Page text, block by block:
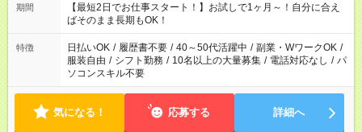
期間
【最短2日でお仕事スタート！】お試しで1ヶ月～！自分に合え
ばそのまま長期もOK！
特徴 日払いOK / 履歴書不要 / 40～50代活躍中 / 副業・WワークOK /
服装自由 / シフト勤務 / 10名以上の大量募集 / 電話対応なし / パ
ソコンスキル不要
気になる！ 応募する 詳細へ